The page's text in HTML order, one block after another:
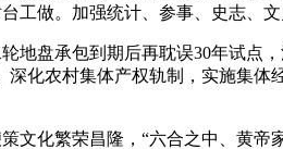
工做。加强统计、参事、史志、文
盘承包到期后再耽误30年试点，
深化农村集体产权轨制，实施集
繁荣昌隆，“六合之中、黄帝家